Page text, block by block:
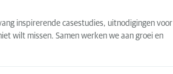
inspirerende casestudies, uitnodigingen voor
wilt missen. Samen werken we aan groei en